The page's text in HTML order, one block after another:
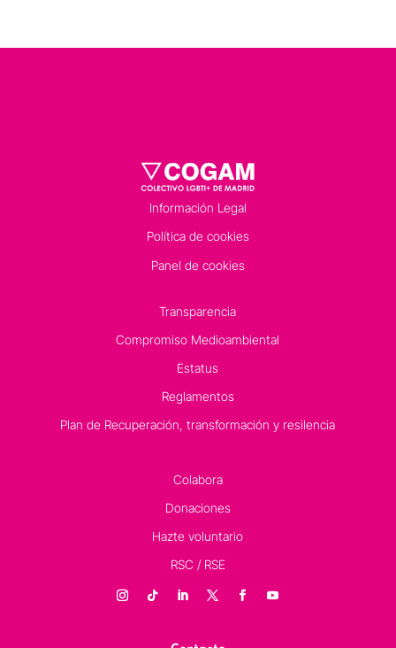
Información Legal
Política de cookies
Panel de cookies
Transparencia
Compromiso Medioambiental
Estatus
Reglamentos
Plan de Recuperación, transformación y resilencia
Colabora
Donaciones
Hazte voluntario
RSC / RSE